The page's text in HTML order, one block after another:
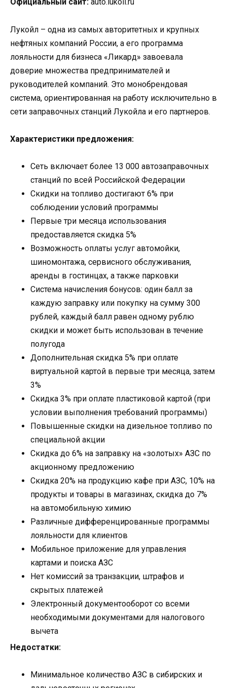
Официальный сайт: auto.lukoil.ru
Лукойл – одна из самых авторитетных и крупных
нефтяных компаний России, а его программа
лояльности для бизнеса «Ликард» завоевала
доверие множества предпринимателей и
руководителей компаний. Это монобрендовая
система, ориентированная на работу исключительно в
сети заправочных станций Лукойла и его партнеров.
Характеристики предложения:
Сеть включает более 13 000 автозаправочных
станций по всей Российской Федерации
Скидки на топливо достигают 6% при
соблюдении условий программы
Первые три месяца использования
предоставляется скидка 5%
Возможность оплаты услуг автомойки,
шиномонтажа, сервисного обслуживания,
аренды в гостинцах, а также парковки
Система начисления бонусов: один балл за
каждую заправку или покупку на сумму 300
рублей, каждый балл равен одному рублю
скидки и может быть использован в течение
полугода
Дополнительная скидка 5% при оплате
виртуальной картой в первые три месяца, затем
3%
Скидка 3% при оплате пластиковой картой (при
условии выполнения требований программы)
Повышенные скидки на дизельное топливо по
специальной акции
Скидка до 6% на заправку на «золотых» АЗС по
акционному предложению
Скидка 20% на продукцию кафе при АЗС, 10% на
продукты и товары в магазинах, скидка до 7%
на автомобильную химию
Различные дифференцированные программы
лояльности для клиентов
Мобильное приложение для управления
картами и поиска АЗС
Нет комиссий за транзакции, штрафов и
скрытых платежей
Электронный документооборот со всеми
необходимыми документами для налогового
вычета
Недостатки:
Минимальное количество АЗС в сибирских и